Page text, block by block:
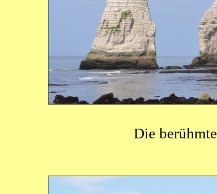
Die